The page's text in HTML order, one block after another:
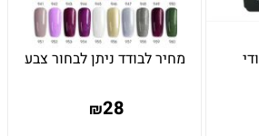
מחיר לבודד ניתן לבחור צבע
₪28